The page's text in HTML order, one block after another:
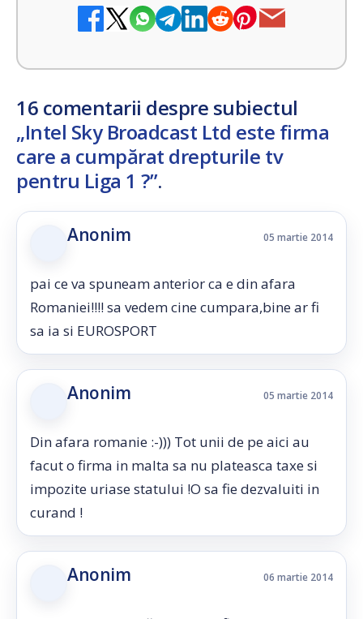
16 comentarii despre subiectul
„Intel Sky Broadcast Ltd este firma
care a cumpărat drepturile tv
pentru Liga 1 ?”.
Anonim 05 martie 2014
pai ce va spuneam anterior ca e din afara
Romaniei!!!! sa vedem cine cumpara,bine ar fi
sa ia si EUROSPORT
Anonim 05 martie 2014
Din afara romanie :-))) Tot unii de pe aici au
facut o firma in malta sa nu plateasca taxe si
impozite uriase statului !O sa fie dezvaluiti in
curand !
Anonim 06 martie 2014